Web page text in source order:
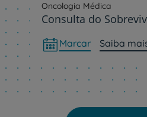
Oncologia Médica
Consulta do
Marcar Saiba